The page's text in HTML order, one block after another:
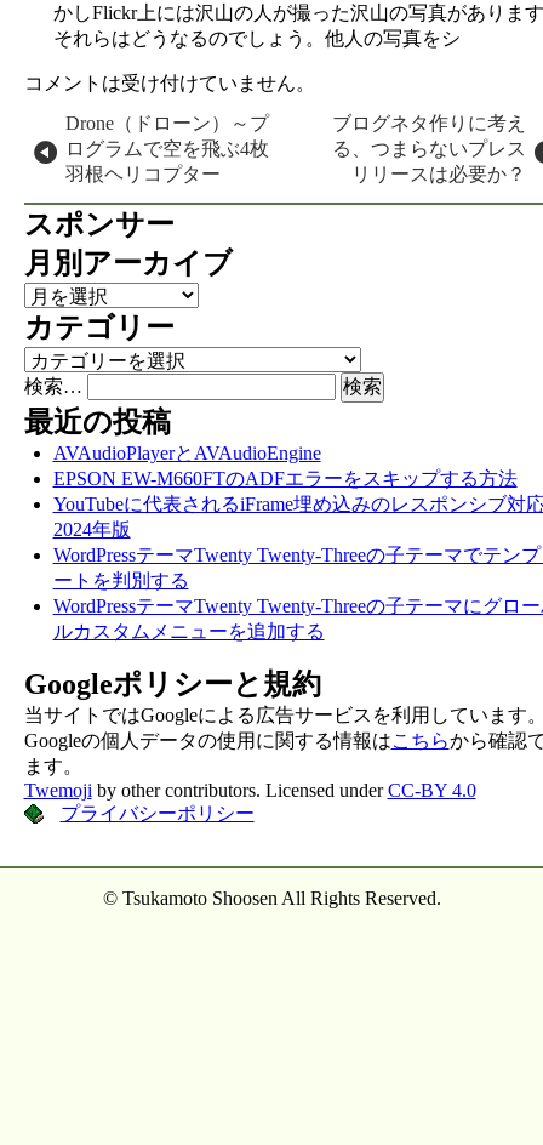
かしFlickr上には沢山の人が撮った沢山の写真がありま
それらはどうなるのでしょう。他人の写真をシ
コメントは受け付けていません。
投稿ナビゲーション
Drone（ドローン）～プ
ログラムで空を飛ぶ4枚
羽根ヘリコプター
ブログネタ作りに考え
る、つまらないプレス
リリースは必要か？
スポンサー
月別アーカイブ
月別アーカイブ
カテゴリー
カテゴリー
検索…
最近の投稿
AVAudioPlayerとAVAudioEngine
EPSON EW-M660FTのADFエラーをスキップする方法
YouTubeに代表されるiFrame埋め込みのレスポンシブ対
2024年版
WordPressテーマTwenty Twenty-Threeの子テーマでテン
ートを判別する
WordPressテーマTwenty Twenty-Threeの子テーマにグロ
ルカスタムメニューを追加する
Googleポリシーと規約
当サイトではGoogleによる広告サービスを利用しています
Googleの個人データの使用に関する情報はこちらから確認
ます。
Twemoji by other contributors. Licensed underCC-BY 4.0
プライバシーポリシー
© Tsukamoto Shoosen All Rights Reserved.